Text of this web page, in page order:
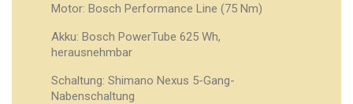
Motor: Bosch Performance Line (75 Nm)
Akku: Bosch PowerTube 625 Wh,
herausnehmbar
Schaltung: Shimano Nexus 5-Gang-
Nabenschaltung